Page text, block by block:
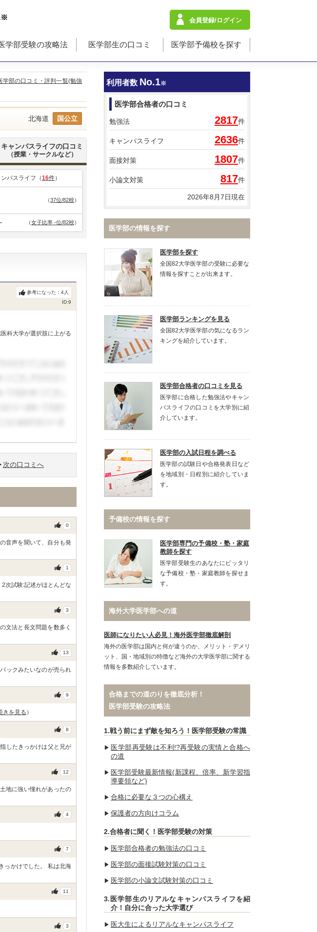
※ 会員登録/ログイン
学部受験の攻略法 医学部生の口コミ 医学部予備校を探す
学部の口コミ・評判一覧(勉強
北海道 国公立
キャンパスライフの口コミ
（授業・サークルなど）
ンパスライフ（16件）
（37位/82校）
（女子比率 -位/82校）
ID:9
参考になった： 4人
科大学が選択肢に上がる
次の口コミへ
0
音声を聞いて、自分も発
1
次試験:記述がほとんどな
3
文法と長文問題を数多く
13
ックみたいなのが売られ
9
きを見る ）
8
したきっかけは父と兄が
12
地に強い憧れがあったの
4
7
っかけでした。 私は北海
11
3
利用者数 No.1※
医学部合格者の口コミ
勉強法 2817件
キャンパスライフ 2636件
面接対策 1807件
小論文対策 817件
2026年8月7日現在
医学部の情報を探す
医学部を探す
全国82大学医学部の受験に必要な
情報を探すことが出来ます。
医学部ランキングを見る
全国82大学医学部の気になるラン
キングを紹介しています。
医学部合格者の口コミを見る
医学部に合格した勉強法やキャン
パスライフの口コミを大学別に紹
介しています。
医学部の入試日程を調べる
医学部の試験日や合格発表日など
を地域別・日程別に紹介していま
す。
予備校の情報を探す
医学部専門の予備校・塾・家庭
教師を探す
医学部受験生のあなたにピッタリ
な予備校・塾・家庭教師を探せま
す。
海外大学医学部への道
医師になりたい人必見！海外医学部徹底解剖
海外の医学部は国内と何が違うのか、メリット・デメリ
ット、国・地域別の特徴など海外の大学医学部に関する
情報を多数紹介しています。
合格までの道のりを徹底分析！
医学部受験の攻略法
1.戦う前にまず敵を知ろう！医学部受験の常識
医学部再受験は不利!?再受験の実情と合格へ
の道
医学部受験最新情報(新課程、倍率、新学習指
導要領など)
合格に必要な３つの心構え
保護者の方向けコラム
2.合格者に聞く！医学部受験の対策
医学部合格者の勉強法の口コミ
医学部の面接試験対策の口コミ
医学部の小論文試験対策の口コミ
3.医学部生のリアルなキャンパスライフを紹
介！自分に合った大学選び
医大生によるリアルなキャンパスライフ